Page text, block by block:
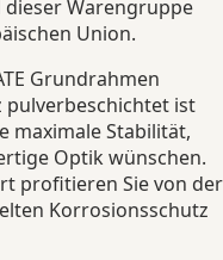
Warengruppe
Union.
Grundrahmen
pulverbeschichtet ist
maximale Stabilität,
Optik wünschen.
profitieren Sie von der
Korrosionsschutz